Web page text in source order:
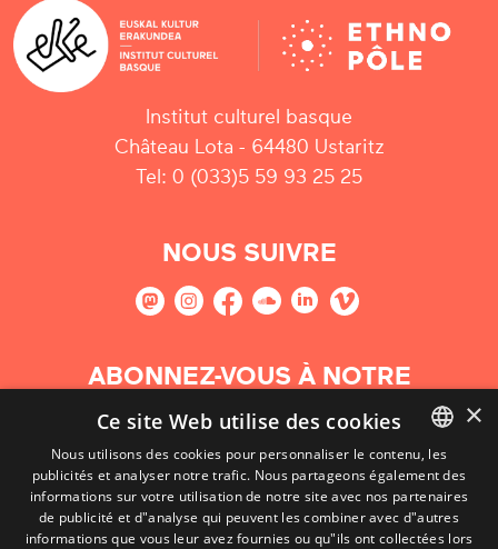
Institut culturel basque
Château Lota - 64480 Ustaritz
Tel: 0 (033)5 59 93 25 25
NOUS SUIVRE
ABONNEZ-VOUS À NOTRE
NEWSLETTER
S'abonner
BASQUE
FRENCH
×
Ce site Web utilise des cookies
Nous utilisons des cookies pour personnaliser le contenu, les
publicités et analyser notre trafic. Nous partageons également des
informations sur votre utilisation de notre site avec nos partenaires
de publicité et d"analyse qui peuvent les combiner avec d"autres
informations que vous leur avez fournies ou qu"ils ont collectées lors